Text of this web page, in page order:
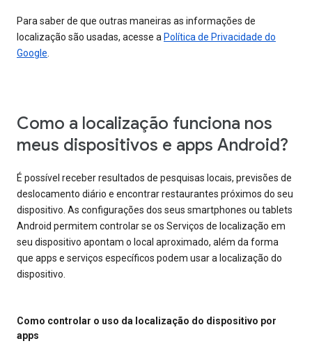
Para saber de que outras maneiras as informações de
localização são usadas, acesse a Política de Privacidade do
Google
Como a localização funciona nos
meus dispositivos e apps Android?
É possível receber resultados de pesquisas locais, previsões de
deslocamento diário e encontrar restaurantes próximos do seu
dispositivo. As configurações dos seus smartphones ou tablets
Android permitem controlar se os Serviços de localização em
seu dispositivo apontam o local aproximado, além da forma
que apps e serviços específicos podem usar a localização do
dispositivo.
Como controlar o uso da localização do dispositivo por
apps